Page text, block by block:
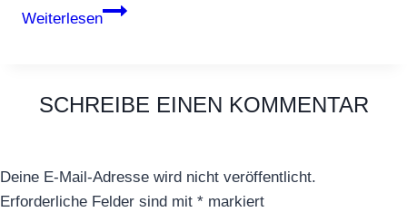
Weiterlesen
Organza
SCHREIBE EINEN KOMMENTAR
Deine E-Mail-Adresse wird nicht veröffentlicht.
Erforderliche Felder sind mit * markiert